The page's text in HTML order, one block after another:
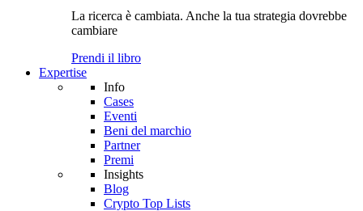
La ricerca è cambiata. Anche la tua strategia dovrebbe
cambiare
Prendi il libro
Expertise
Info
Cases
Eventi
Beni del marchio
Partner
Premi
Insights
Blog
Crypto Top Lists